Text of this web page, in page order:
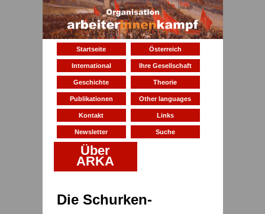
Startseite Österreich
International Ihre Gesellschaft
Geschichte Theorie
Publikationen Other languages
Kontakt Links
Newsletter Suche
Über
ARKA
Die Schurken-